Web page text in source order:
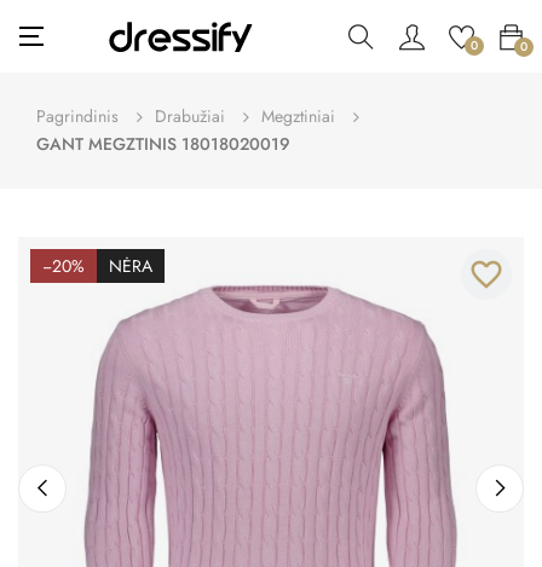
Toggle
navigation
☰ 0 0
Pagrindinis Drabužiai
Megztiniai
GANT MEGZTINIS 18018020019
−20% NĖRA favorite_border